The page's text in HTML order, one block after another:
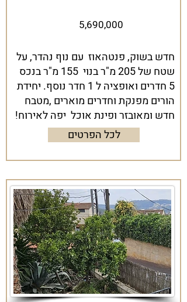
5,690,000
חדש בשוק, פנטהאוז עם נוף נהדר, על
שטח של 205 מ"ר בנוי 155 מ"ר בנכס
5 חדרים ואופציה ל 1 חדר נוסף. יחידת
הורים מפנקת וחדרים מוארים ,מטבח
חדש ומאובזר ופינת אוכל יפה לאירוח!
לכל הפרטים